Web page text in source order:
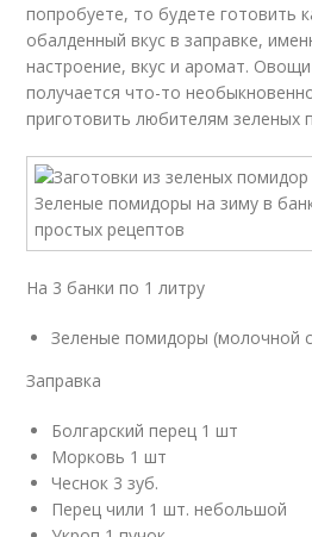
попробуете, то будете готовить
обалденный вкус в заправке,
настроение, вкус и аромат.
получается что-то
приготовить любителям зеленых
На 3 банки по 1 литру
Зеленые помидоры (молочной
Заправка
Болгарский перец 1 шт
Морковь 1 шт
Чеснок 3 зуб.
Перец чили 1 шт. небольшой